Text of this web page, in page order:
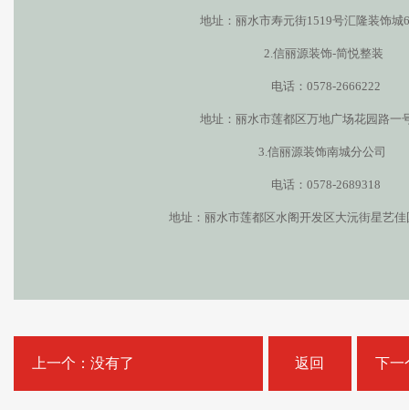
地址：丽水市寿元街1519号汇隆装饰城
2.信丽源装饰-简悦整装
电话：0578-2666222
地址：丽水市莲都区万地广场花园路一
3.信丽源装饰南城分公司
电话：0578-2689318
地址：丽水市莲都区水阁开发区大沅街星艺
上一个：没有了 返回